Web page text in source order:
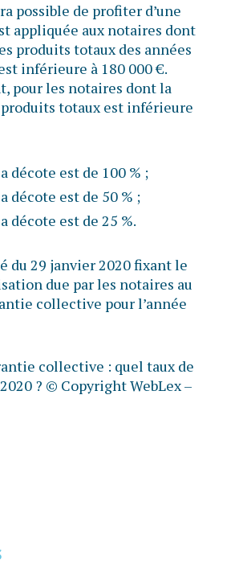
possible de profiter d’une
appliquée aux notaires dont
produits totaux des années
inférieure à 180 000 €.
pour les notaires dont la
totaux est inférieure
décote est de 100 % ;
décote est de 50 % ;
décote est de 25 %.
du 29 janvier 2020 fixant le
due par les notaires au
collective pour l’année
collective : quel taux de
? © Copyright WebLex –